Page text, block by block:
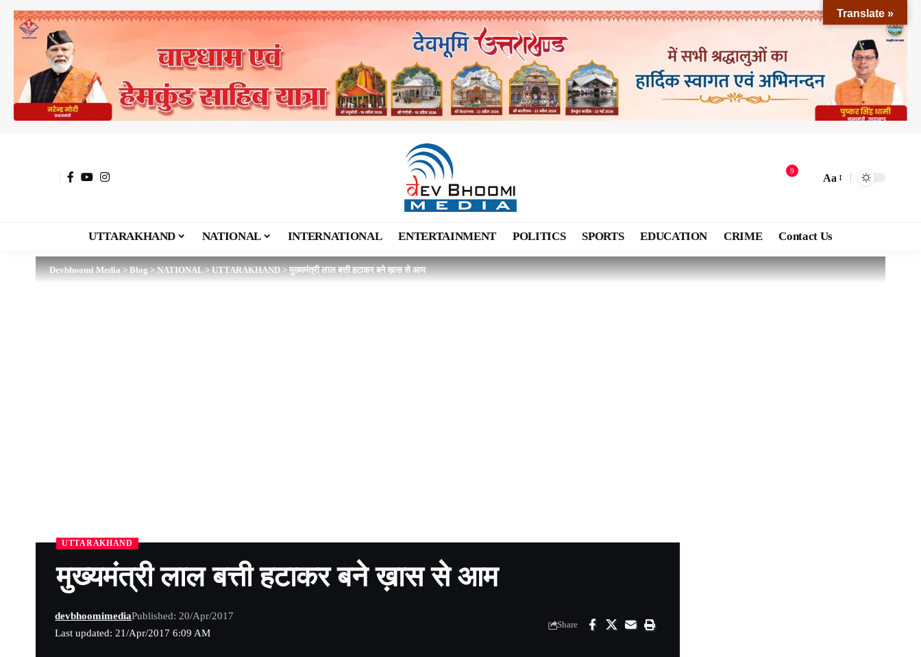
9
Aa
UTTARAKHAND NATIONAL INTERNATIONAL ENTERTAINMENT POLITICS SPORTS EDUCATION CRIME Contact Us
Devbhoomi Media>Blog>NATIONAL>UTTARAKHAND>मुख्यमंत्री लाल बत्ती हटाकर बने ख़ास से आम
UTTARAKHAND
मुख्यमंत्री लाल बत्ती हटाकर बने ख़ास से आम
Last updated: 21/Apr/2017 6:09 AM
devbhoomimediaPublished: 20/Apr/2017
Share
Translate »